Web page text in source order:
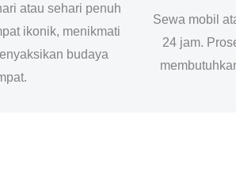
atau sehari penuh
ikonik, menikmati
budaya
Sewa mobil
24 jam.